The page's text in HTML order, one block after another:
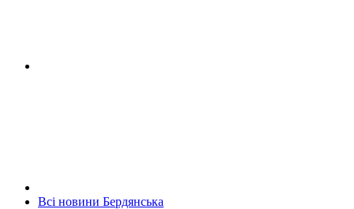
Всі новини Бердянська